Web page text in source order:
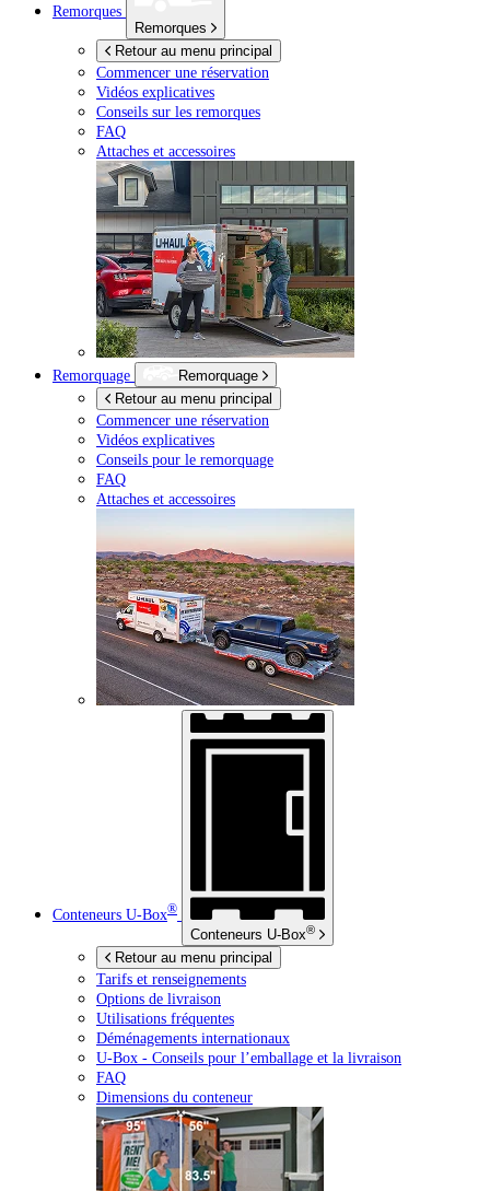
Remorques
Remorques
Retour au menu principal
Commencer une réservation
Vidéos explicatives
Conseils sur les remorques
FAQ
Attaches et accessoires
Remorquage
Remorquage
Retour au menu principal
Commencer une réservation
Vidéos explicatives
Conseils pour le remorquage
FAQ
Attaches et accessoires
Conteneurs U-Box®
Conteneurs U-Box®
Retour au menu principal
Tarifs et renseignements
Options de livraison
Utilisations fréquentes
Déménagements internationaux
U-Box - Conseils pour l’emballage et la livraison
FAQ
Dimensions du conteneur